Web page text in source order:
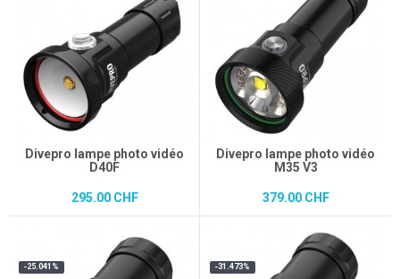
Divepro lampe photo vidéo
D40F
295.00 CHF
Divepro lampe photo vidéo
M35 V3
379.00 CHF
-25.041% -31.473%